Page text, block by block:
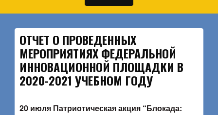
ОТЧЕТ О ПРОВЕДЕННЫХ
МЕРОПРИЯТИЯХ ФЕДЕРАЛЬНОЙ
ИННОВАЦИОННОЙ ПЛОЩАДКИ В
2020-2021 УЧЕБНОМ ГОДУ
20 июля Патриотическая акция “Блокада: